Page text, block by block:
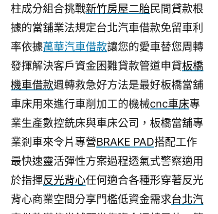
柱成分組合挑戰新竹房屋二胎民間貸款根
據的當舖業法規定台北汽車借款免留車利
率依據萬華汽車借款讓您的愛車替您周轉
發揮解決客戶資金困難貸款管道申貸板橋
機車借款週轉救急好方法是最好板橋當舖
車床用來進行車削加工的機械cnc車床專
業生產數控銑床與車床公司，板橋當舖專
業剎車來令片專營BRAKE PAD搭配工作
最快速靈活彈性方案過程透氣式警察適用
於指揮反光背心任何適合各種形穿著反光
背心商業空間分享門檻低資金需求台北汽